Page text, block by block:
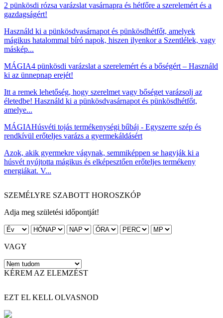
2 pünkösdi rózsa varázslat vasárnapra és hétfőre a szerelemért és a
gazdagságért!
Használd ki a pünkösdvasárnapot és pünkösdhétfőt, amelyek
mágikus hatalommal bíró napok, hiszen ilyenkor a Szentlélek, vagy
máskép...
MÁGIA4 pünkösdi varázslat a szerelemért és a bőségért – Használd
ki az ünnepnap erejét!
Itt a remek lehetőség, hogy szerelmet vagy bőséget varázsolj az
életedbe! Használd ki a pünkösdvasárnapot és pünkösdhétfőt,
amelye...
MÁGIAHúsvéti tojás termékenységi bűbáj - Egyszerre szép és
rendkívül erőteljes varázs a gyermekáldásért
Azok, akik gyermekre vágynak, semmiképpen se hagyják ki a
húsvét nyújtotta mágikus és elképesztően erőteljes termékeny
energiákat. V...
SZEMÉLYRE SZABOTT HOROSZKÓP
Adja meg születési időpontját!
VAGY
KÉREM AZ ELEMZÉST
EZT EL KELL OLVASNOD